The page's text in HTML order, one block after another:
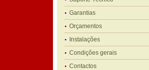
Garantias
Orçamentos
Instalações
Condições gerais
Contactos